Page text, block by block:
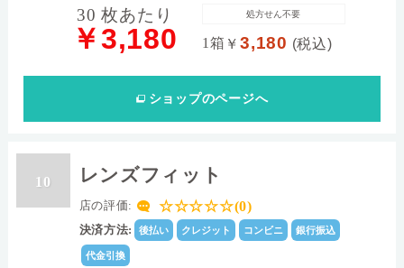
30 枚あたり
￥3,180 1箱 ￥3,180 (税込)
処方せん不要
ショップのページへ
10 レンズフィット
店の評価: ☆☆☆☆☆(0)
決済方法: 後払い クレジット コンビニ 銀行振込
代金引換